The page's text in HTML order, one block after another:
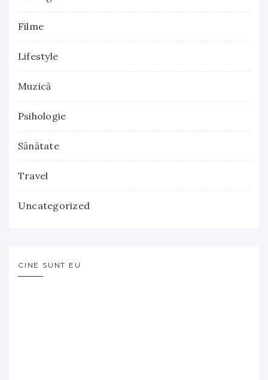
Filme
Lifestyle
Muzică
Psihologie
Sănătate
Travel
Uncategorized
CINE SUNT EU